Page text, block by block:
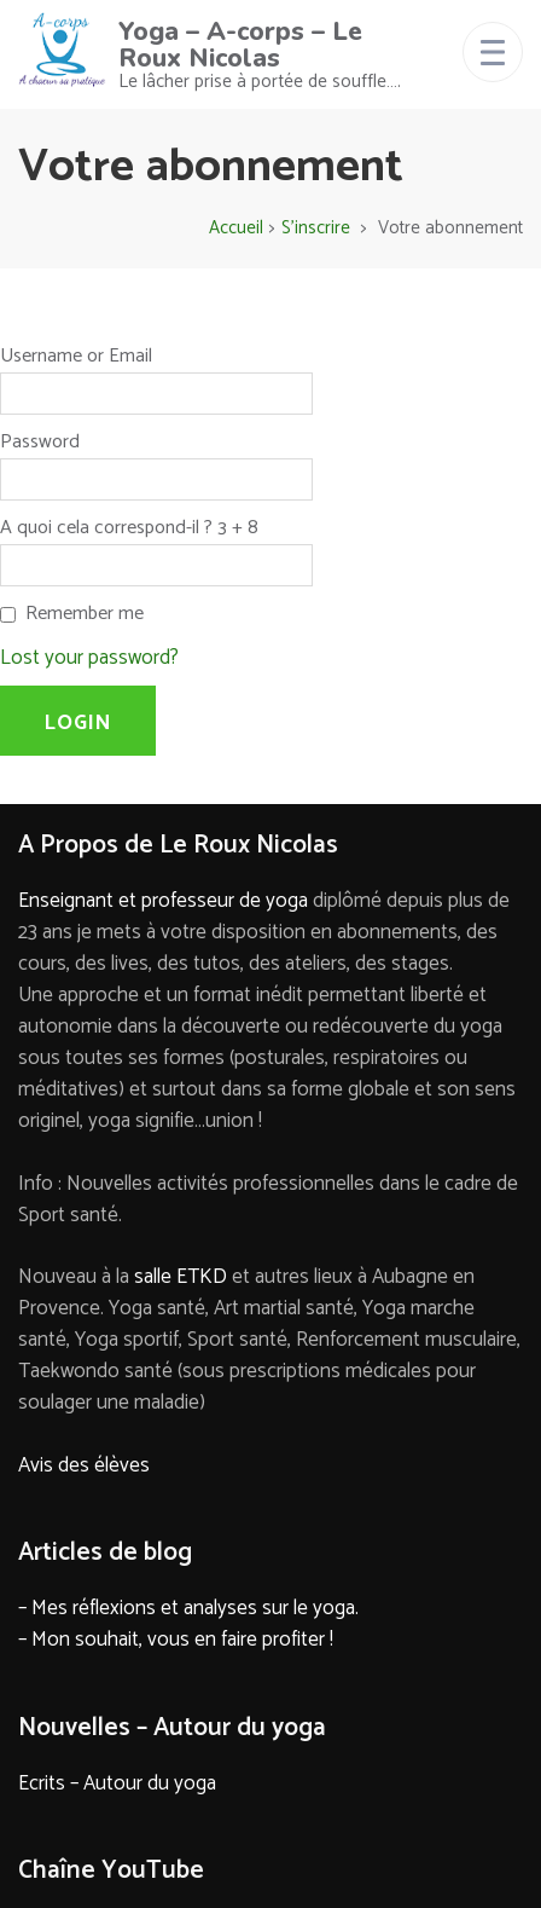
Yoga – A-corps – Le
Roux Nicolas
Le lâcher prise à portée de souffle….
Votre abonnement
Accueil > S’inscrire > Votre abonnement
Username or Email
Password
A quoi cela correspond-il ? 3 + 8
Remember me
Lost your password?
A Propos de Le Roux Nicolas
Enseignant et professeur de yogadiplômé depuis plus de
23 ans je mets à votre disposition en abonnements, des
cours, des lives, des tutos, des ateliers, des stages.
Une approche et un format inédit permettant liberté et
autonomie dans la découverte ou redécouverte du yoga
sous toutes ses formes (posturales, respiratoires ou
méditatives) et surtout dans sa forme globale et son sens
originel, yoga signifie…union !
Info : Nouvelles activités professionnelles dans le cadre de
Sport santé.
Nouveau à lasalle ETKDet autres lieux à Aubagne en
Provence. Yoga santé, Art martial santé, Yoga marche
santé, Yoga sportif, Sport santé, Renforcement musculaire,
Taekwondo santé (sous prescriptions médicales pour
soulager une maladie)
Avis des élèves
Articles de blog
– Mes réflexions et analyses sur le yoga.
– Mon souhait, vous en faire profiter !
Nouvelles – Autour du yoga
Ecrits – Autour du yoga
Chaîne YouTube